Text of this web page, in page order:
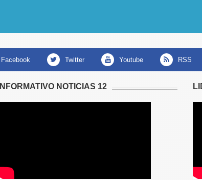
facebook twitter youtube RSS
INFORMATIVO NOTICIAS 12